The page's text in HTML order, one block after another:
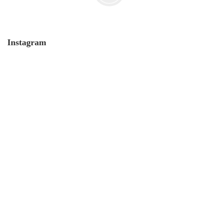
Instagram